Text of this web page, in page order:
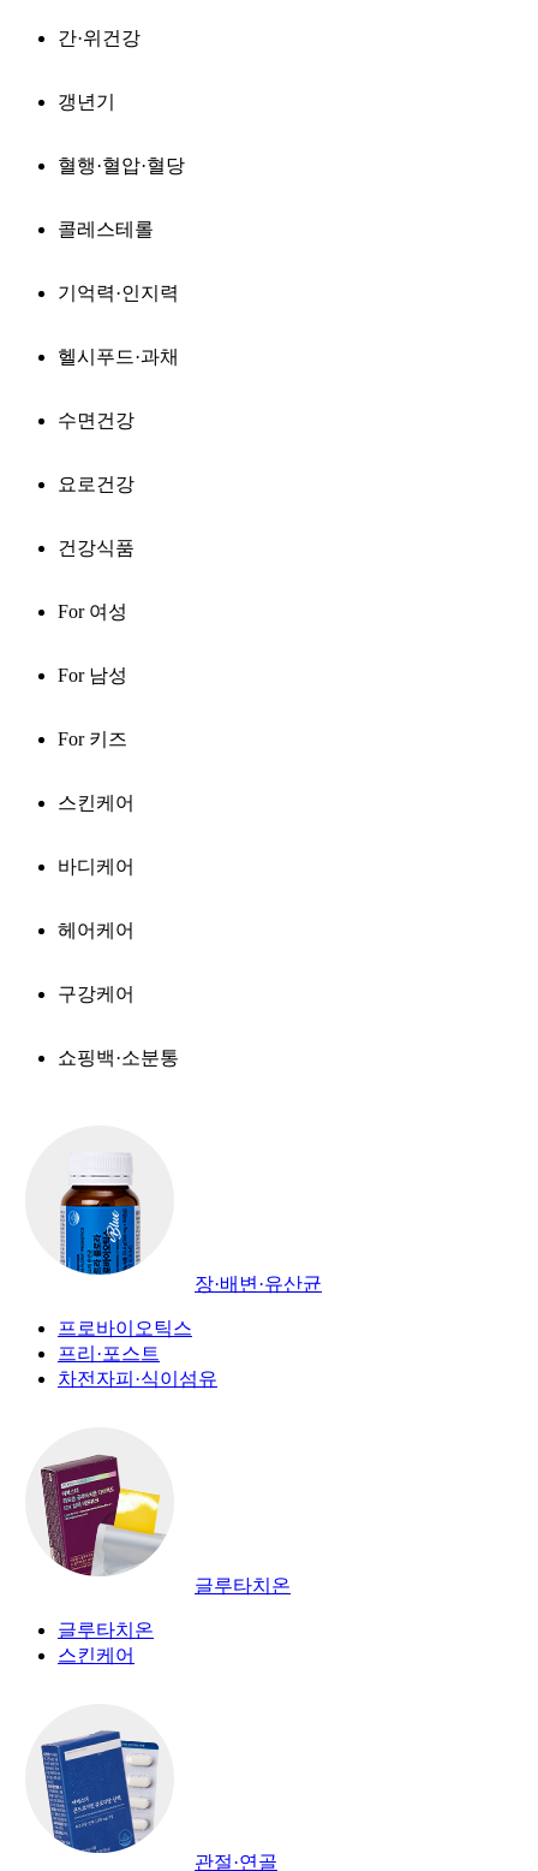
간·위건강
갱년기
혈행·혈압·혈당
콜레스테롤
기억력·인지력
헬시푸드·과채
수면건강
요로건강
건강식품
For 여성
For 남성
For 키즈
스킨케어
바디케어
헤어케어
구강케어
쇼핑백·소분통
장·배변·유산균
프로바이오틱스
프리·포스트
차전자피·식이섬유
글루타치온
글루타치온
스킨케어
관절·연골